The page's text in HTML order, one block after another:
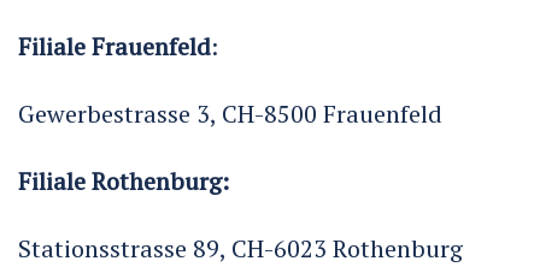
Filiale Frauenfeld:
Gewerbestrasse 3, CH-8500 Frauenfeld
Filiale Rothenburg:
Stationsstrasse 89, CH-6023 Rothenburg